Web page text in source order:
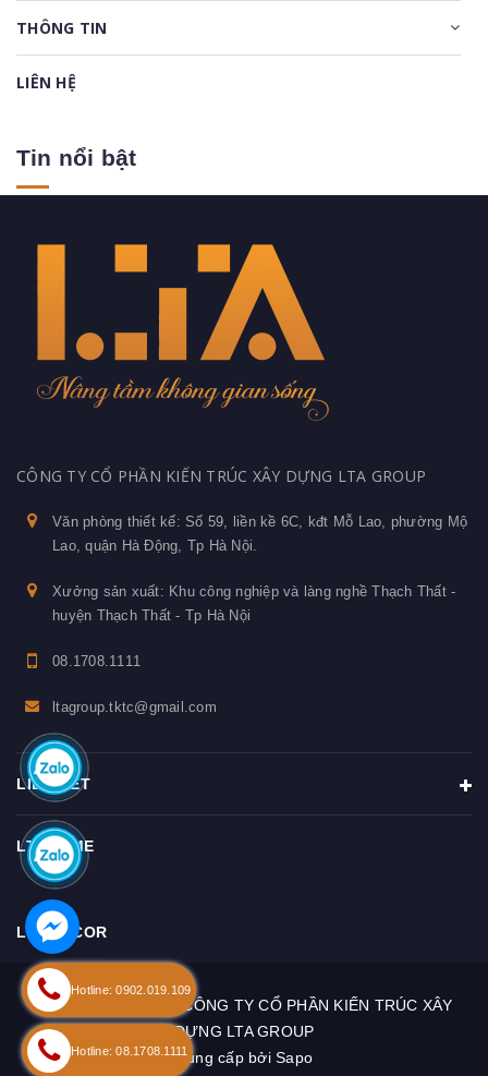
THÔNG TIN
LIÊN HỆ
Tin nổi bật
CÔNG TY CỔ PHẦN KIẾN TRÚC XÂY DỰNG LTA GROUP
Văn phòng thiết kế: Số 59, liền kề 6C, kđt Mỗ Lao, phường Mộ
Lao, quận Hà Động, Tp Hà Nội.
Xưởng sản xuất: Khu công nghiệp và làng nghề Thạch Thất -
huyện Thạch Thất - Tp Hà Nội
08.1708.1111
ltagroup.tktc@gmail.com
LIÊN KẾT
LTAHOME
LTA DECOR
Bản quyền thuộc về
CÔNG TY CỔ PHẦN KIẾN TRÚC XÂY
DỰNG LTA GROUP
Cung cấp bởiSapo
Hotline: 08.1708.1111
Hotline: 0902.019.109